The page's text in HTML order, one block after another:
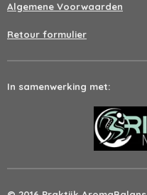
Algemene Voorwaarden
Retour formulier
In samenwerking met: